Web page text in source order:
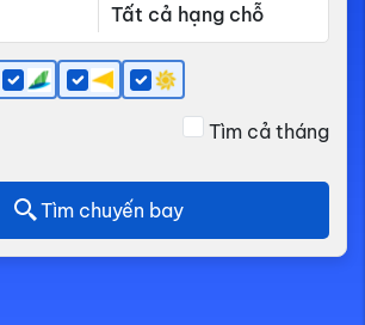
Tìm cả tháng
Tìm chuyến bay